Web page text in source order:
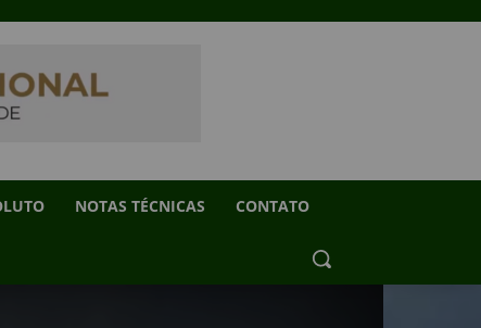
NOTAS TÉCNICAS CONTATO